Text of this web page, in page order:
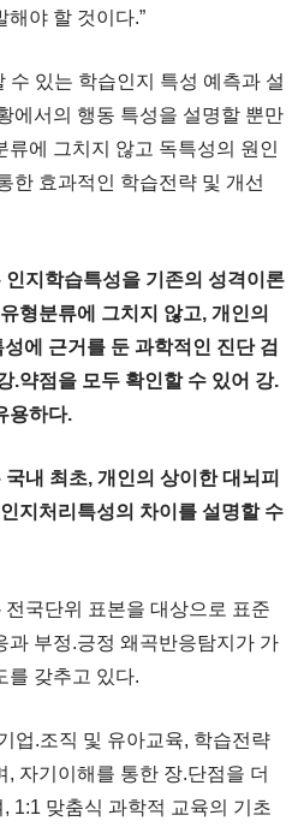
해야 할 것이다.”
수 있는 학습인지 특성 예측과 설
에서의 행동 특성을 설명할 뿐만
류에 그치지 않고 독특성의 원인
한 효과적인 학습전략 및 개선
지학습특성을 기존의 성격이론
형분류에 그치지 않고, 개인의
에 근거를 둔 과학적인 진단 검
.약점을 모두 확인할 수 있어 강.
용하다.
내 최초, 개인의 상이한 대뇌피
지처리특성의 차이를 설명할 수
전국단위 표본을 대상으로 표준
과 부정.긍정 왜곡반응탐지가 가
를 갖추고 있다.
업.조직 및 유아교육, 학습전략
자기이해를 통한 장.단점을 더
1:1 맞춤식 과학적 교육의 기초